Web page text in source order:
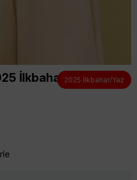
İlkbahar 2025 İlkbahar/Yaz